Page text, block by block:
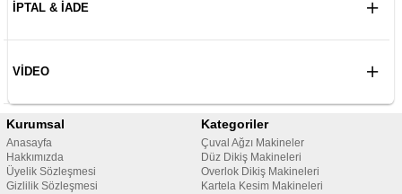
İPTAL & İADE
VIDEO
Kurumsal
Anasayfa
Hakkımızda
Üyelik Sözleşmesi
Gizlilik Sözleşmesi
Kategoriler
Çuval Ağzı Makineler
Düz Dikiş Makineleri
Overlok Dikiş Makineleri
Kartela Kesim Makineleri